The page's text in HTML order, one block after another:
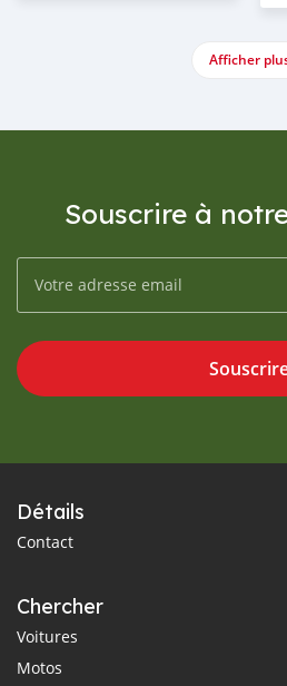
Afficher
Souscrire à
Détails
Contact
Chercher
Voitures
Motos